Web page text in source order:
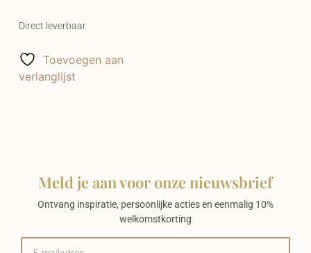
Direct leverbaar
Toevoegen aan
verlanglijst
Meld je aan voor onze nieuwsbrief
Ontvang inspiratie, persoonlijke acties en eenmalig 10%
welkomstkorting